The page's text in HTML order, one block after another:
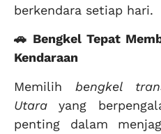
berkendara setiap hari.
🚗 Bengkel Tepat
Kendaraan
Memilih bengkel
Utara yang
penting dalam